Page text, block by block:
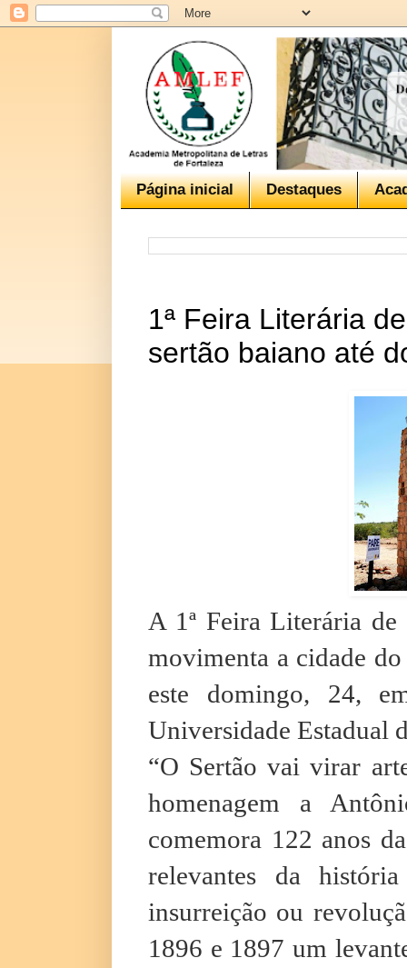
Página inicial Destaques
1ª Feira Literária
sertão baiano até
A 1ª Feira Literária
movimenta a cidade
este domingo, 24,
Universidade Estadual
“O Sertão vai virar
homenagem a
comemora 122 anos
relevantes da
insurreição ou
1896 e 1897 um